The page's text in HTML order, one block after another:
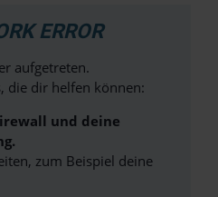
ERROR
aufgetreten.
die dir helfen können:
und deine
zum Beispiel deine